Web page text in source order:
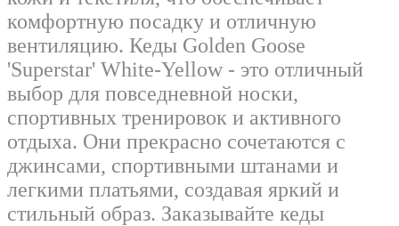
комфортную посадку и отличную
вентиляцию. Кеды Golden Goose
'Superstar' White-Yellow - это отличный
выбор для повседневной носки,
спортивных тренировок и активного
отдыха. Они прекрасно сочетаются с
джинсами, спортивными штанами и
легкими платьями, создавая яркий и
стильный образ. Заказывайте кеды